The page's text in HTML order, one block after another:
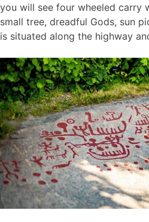
you will see four wheeled carry
small tree, dreadful Gods, sun
is situated along the highway